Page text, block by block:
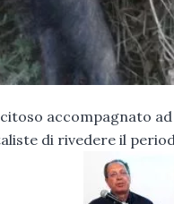
accompagnato
di rivedere il